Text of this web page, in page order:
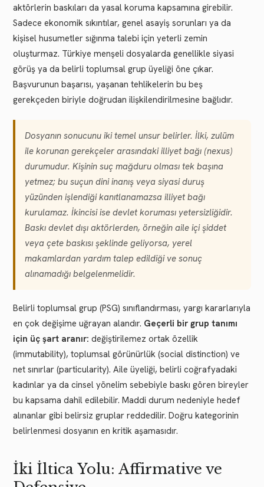
aktörlerin baskıları da yasal koruma kapsamına girebilir.
Sadece ekonomik sıkıntılar, genel asayiş sorunları ya da
kişisel husumetler sığınma talebi için yeterli zemin
oluşturmaz. Türkiye menşeli dosyalarda genellikle siyasi
görüş ya da belirli toplumsal grup üyeliği öne çıkar.
Başvurunun başarısı, yaşanan tehlikelerin bu beş
gerekçeden biriyle doğrudan ilişkilendirilmesine bağlıdır.
Dosyanın sonucunu iki temel unsur belirler. İlki, zulüm
ile korunan gerekçeler arasındaki illiyet bağı (nexus)
durumudur. Kişinin suç mağduru olması tek başına
yetmez; bu suçun dini inanış veya siyasi duruş
yüzünden işlendiği kanıtlanamazsa illiyet bağı
kurulamaz. İkincisi ise devlet koruması yetersizliğidir.
Baskı devlet dışı aktörlerden, örneğin aile içi şiddet
veya çete baskısı şeklinde geliyorsa, yerel
makamlardan yardım talep edildiği ve sonuç
alınamadığı belgelenmelidir.
Belirli toplumsal grup (PSG) sınıflandırması, yargı kararlarıyla
en çok değişime uğrayan alandır. Geçerli bir grup tanımı
için üç şart aranır: değiştirilemez ortak özellik
(immutability), toplumsal görünürlük (social distinction) ve
net sınırlar (particularity). Aile üyeliği, belirli coğrafyadaki
kadınlar ya da cinsel yönelim sebebiyle baskı gören bireyler
bu kapsama dahil edilebilir. Maddi durum nedeniyle hedef
alınanlar gibi belirsiz gruplar reddedilir. Doğru kategorinin
belirlenmesi dosyanın en kritik aşamasıdır.
İki İltica Yolu: Affirmative ve